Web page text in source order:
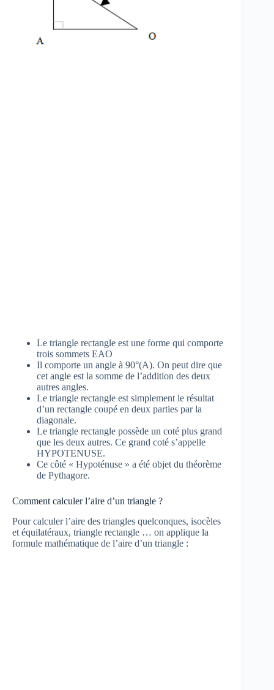
Le triangle rectangle est une forme qui comporte
trois sommets EAO
Il comporte un angle à 90°(A). On peut dire que
cet angle est la somme de l’addition des deux
autres angles.
Le triangle rectangle est simplement le résultat
d’un rectangle coupé en deux parties par la
diagonale.
Le triangle rectangle possède un coté plus grand
que les deux autres. Ce grand coté s’appelle
HYPOTENUSE.
Ce côté « Hypoténuse » a été objet du théorème
de Pythagore.
Comment calculer l’aire d’un triangle ?
Pour calculer l’aire des triangles quelconques, isocèles
et équilatéraux, triangle rectangle … on applique la
formule mathématique de l’aire d’un triangle :